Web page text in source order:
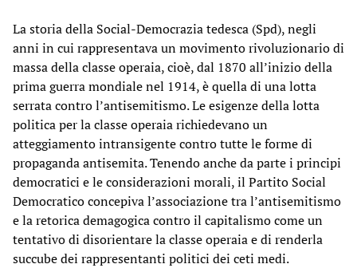
La storia della Social-Democrazia tedesca (Spd), negli
anni in cui rappresentava un movimento rivoluzionario di
massa della classe operaia, cioè, dal 1870 all’inizio della
prima guerra mondiale nel 1914, è quella di una lotta
serrata contro l’antisemitismo. Le esigenze della lotta
politica per la classe operaia richiedevano un
atteggiamento intransigente contro tutte le forme di
propaganda antisemita. Tenendo anche da parte i principi
democratici e le considerazioni morali, il Partito Social
Democratico concepiva l’associazione tra l’antisemitismo
e la retorica demagogica contro il capitalismo come un
tentativo di disorientare la classe operaia e di renderla
succube dei rappresentanti politici dei ceti medi.